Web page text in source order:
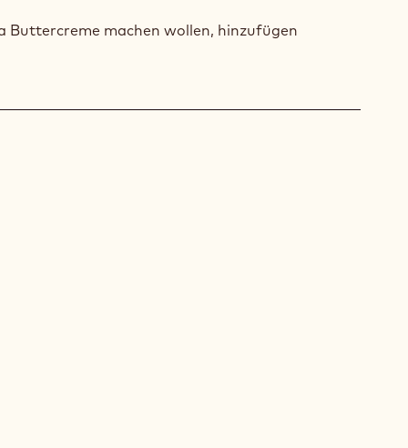
Buttercreme machen wollen, hinzufügen